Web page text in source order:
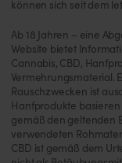
können sich seit dem
Ab 18 Jahren – eine
Website bietet
Cannabis, CBD,
Vermehrungsmaterial.
Rauschzwecken ist
Hanfprodukte
gemäß den geltenden
verwendeten
CBD ist gemäß dem